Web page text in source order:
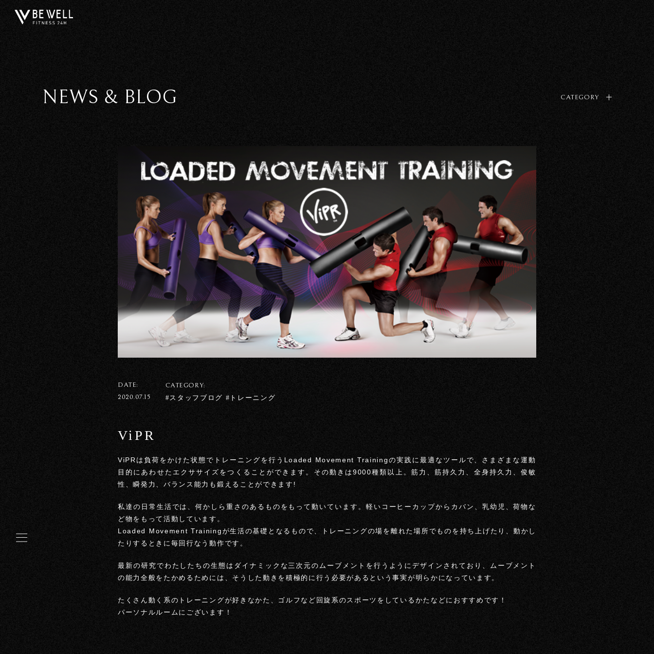
NEWS & BLOG CATEGORY
DATE:
2020.07.15
CATEGORY:
#スタッフブログ #トレーニング
ViPR
ViPRは負荷をかけた状態でトレーニングを行うLoaded Movement Trainingの実践に最適なツールで、さまざまな運動
目的にあわせたエクササイズをつくることができます。その動きは9000種類以上。筋力、筋持久力、全身持久力、俊敏
性、瞬発力、バランス能力も鍛えることができます!
私達の日常生活では、何かしら重さのあるものをもって動いています。軽いコーヒーカップからカバン、乳幼児、荷物な
ど物をもって活動しています。
Loaded Movement Trainingが生活の基礎となるもので、トレーニングの場を離れた場所でものを持ち上げたり、動かし
たりするときに毎回行なう動作です。
最新の研究でわたしたちの生態はダイナミックな三次元のムーブメントを行うようにデザインされており、ムーブメント
の能力全般をたかめるためには、そうした動きを積極的に行う必要があるという事実が明らかになっています。
たくさん動く系のトレーニングが好きなかた、ゴルフなど回旋系のスポーツをしているかたなどにおすすめです！
パーソナルルームにございます！